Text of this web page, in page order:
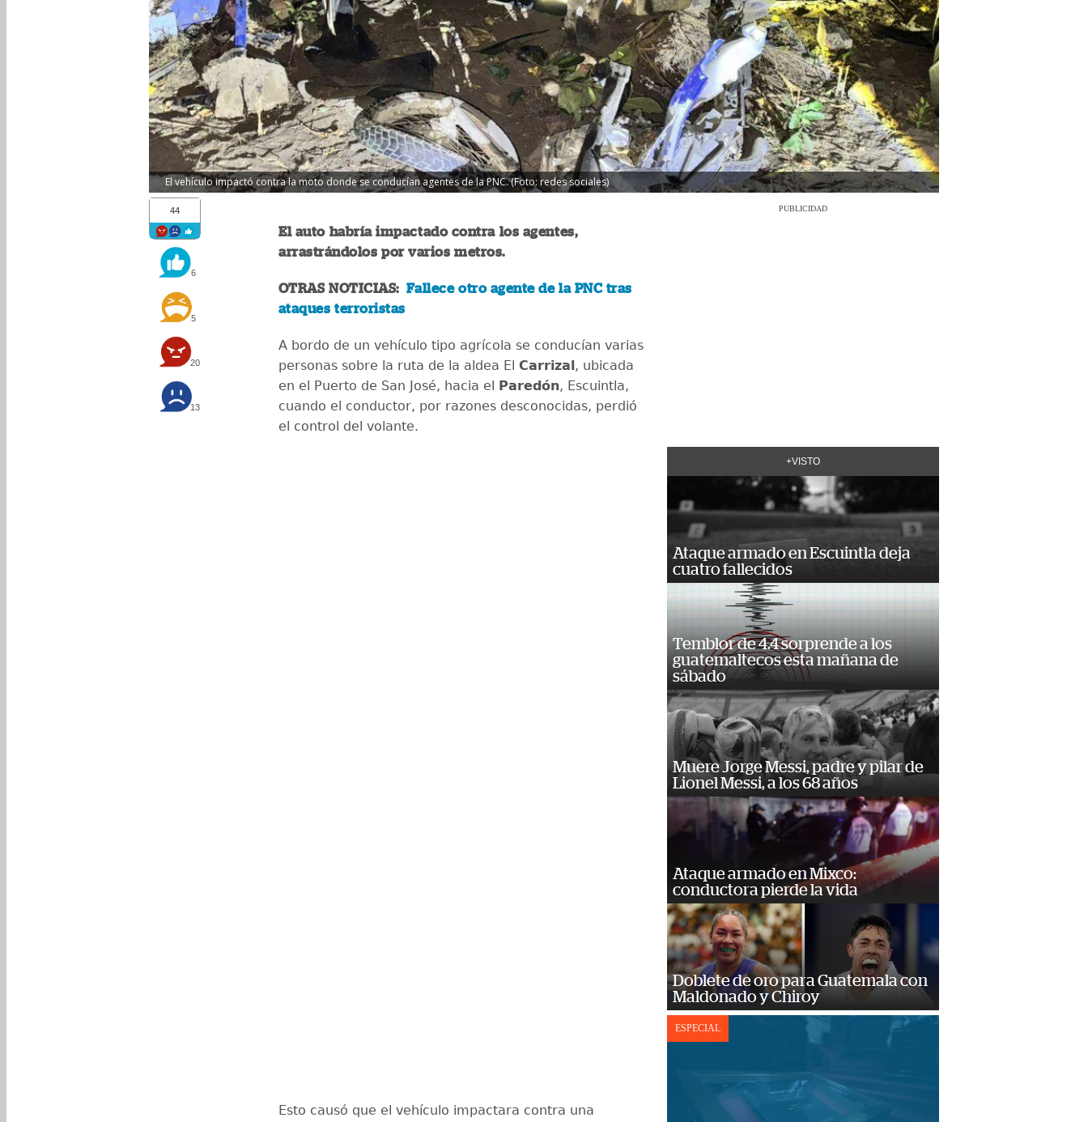
El vehículo impactó contra la moto donde se conducían agentes de la PNC. (Foto: redes sociales)
44
6
5
20
13
El auto habría impactado contra los agentes,
arrastrándolos por varios metros.
OTRAS NOTICIAS: Fallece otro agente de la PNC tras
ataques terroristas
A bordo de un vehículo tipo agrícola se conducían varias
personas sobre la ruta de la aldea El Carrizal, ubicada
en el Puerto de San José, hacia el Paredón, Escuintla,
cuando el conductor, por razones desconocidas, perdió
el control del volante.
Esto causó que el vehículo impactara contra una
PUBLICIDAD
+VISTO
Ataque armado en Escuintla deja
cuatro fallecidos
Temblor de 4.4 sorprende a los
guatemaltecos esta mañana de
sábado
Muere Jorge Messi, padre y pilar de
Lionel Messi, a los 68 años
Ataque armado en Mixco:
conductora pierde la vida
Doblete de oro para Guatemala con
Maldonado y Chiroy
ESPECIAL